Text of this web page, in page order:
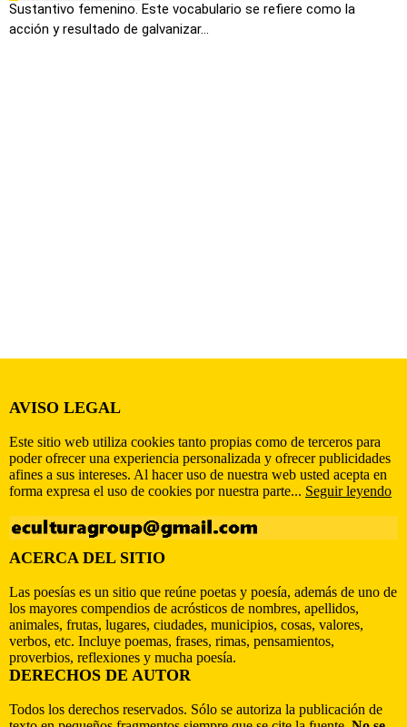
Sustantivo femenino. Este vocabulario se refiere como la
acción y resultado de galvanizar...
AVISO LEGAL
Este sitio web utiliza cookies tanto propias como de terceros para
poder ofrecer una experiencia personalizada y ofrecer publicidades
afines a sus intereses. Al hacer uso de nuestra web usted acepta en
forma expresa el uso de cookies por nuestra parte... Seguir leyendo
ACERCA DEL SITIO
Las poesías es un sitio que reúne poetas y poesía, además de uno de
los mayores compendios de acrósticos de nombres, apellidos,
animales, frutas, lugares, ciudades, municipios, cosas, valores,
verbos, etc. Incluye poemas, frases, rimas, pensamientos,
proverbios, reflexiones y mucha poesía.
DERECHOS DE AUTOR
Todos los derechos reservados. Sólo se autoriza la publicación de